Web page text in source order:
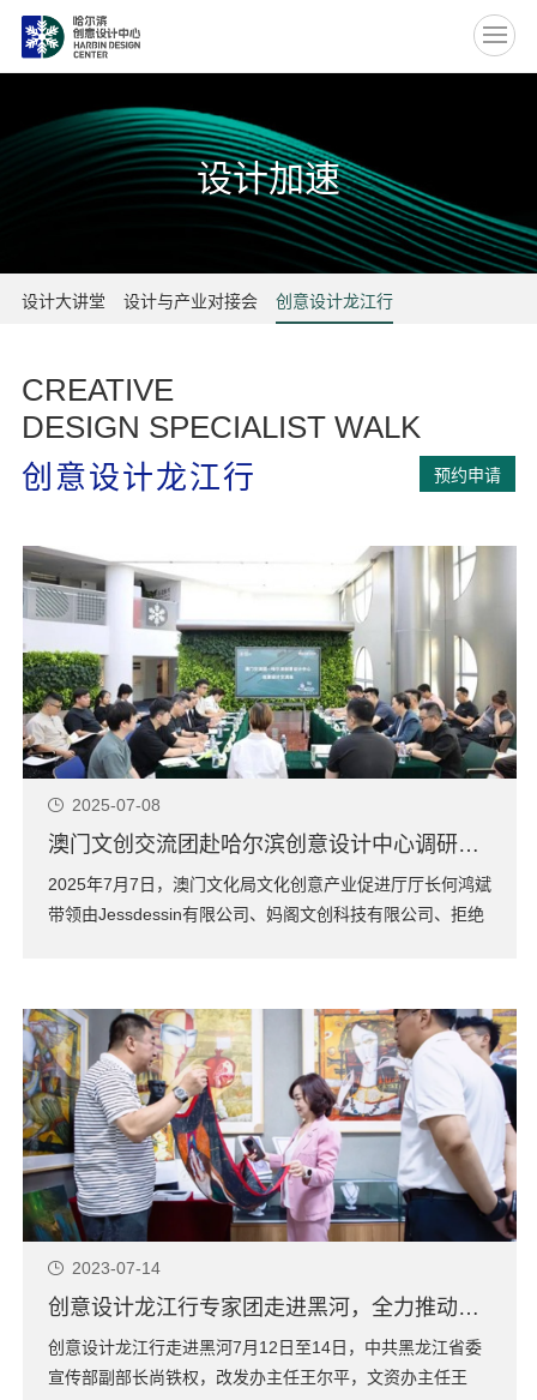
设计加速
设计大讲堂 设计与产业对接会 创意设计龙江行
CREATIVE
DESIGN SPECIALIST WALK
创意设计龙江行
预约申请
2025-07-08
澳门文创交流团赴哈尔滨创意设计中心调研座谈，共促龙澳创意设计产业交流合作
2025年7月7日，澳门文化局文化创意产业促进厅厅长何鸿斌
带领由Jessdessin有限公司、妈阁文创科技有限公司、拒绝
十余家澳门创意设计企...
2023-07-14
创意设计龙江行专家团走进黑河，全力推动黑河高质量发展
创意设计龙江行走进黑河7月12日至14日，中共黑龙江省委
宣传部副部长尚铁权，改发办主任王尔平，文资办主任王